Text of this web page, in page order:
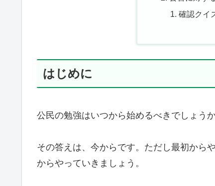
確認クイ
はじめに
公民の勉強はいつから始めるべきでしょうか
その答えは、今からです。ただし最初から
からやっていきましょう。